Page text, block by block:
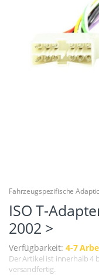
Fahrzeugspezifische
ISO T-
2002 >
Verfügbarkeit: 4-7
Der Artikel ist innerhalb 4
versandfertig.